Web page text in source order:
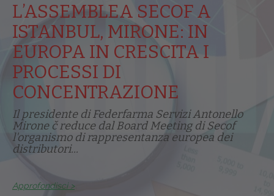
L’ASSEMBLEA SECOF A
ISTANBUL, MIRONE: IN
EUROPA IN CRESCITA I
PROCESSI DI
CONCENTRAZIONE
Il presidente di Federfarma Servizi Antonello
Mirone č reduce dal Board Meeting di Secof
l'organismo di rappresentanza europea dei
distributori...
Approfondisci >